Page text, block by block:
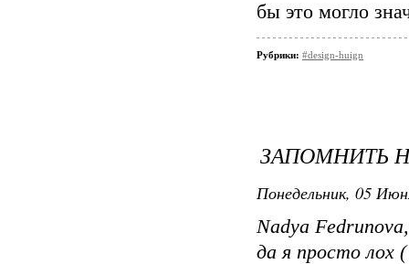
бы это могло
Рубрики: #design-huign
ЗАПОМНИТЬ
Понедельник, 05
Nadya
да я просто лох (